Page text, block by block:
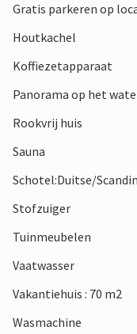
Gratis parkeren op
Houtkachel
Koffiezetapparaat
Panorama op het
Rookvrij huis
Sauna
Schotel:Duitse/
Stofzuiger
Tuinmeubelen
Vaatwasser
Vakantiehuis : 70 m2
Wasmachine